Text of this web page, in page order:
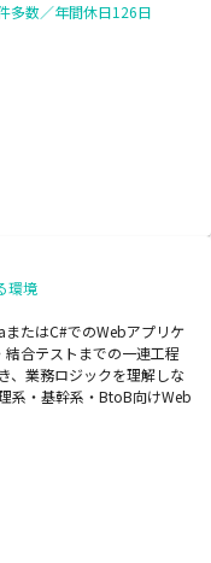
多数／年間休日126日
環境
たはC#でのWebアプリケ
合テストまでの一連工程
、業務ロジックを理解しな
系・基幹系・BtoB向けWeb